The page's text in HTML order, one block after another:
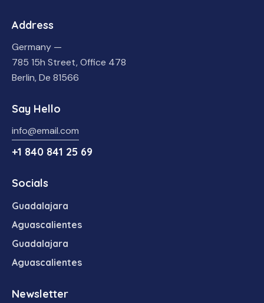
Address
Germany —
785 15h Street, Office 478
Berlin, De 81566
Say Hello
info@email.com
+1 840 841 25 69
Socials
Guadalajara
Aguascalientes
Guadalajara
Aguascalientes
Newsletter